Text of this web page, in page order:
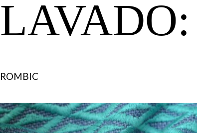
LAVADO:
ROMBIC